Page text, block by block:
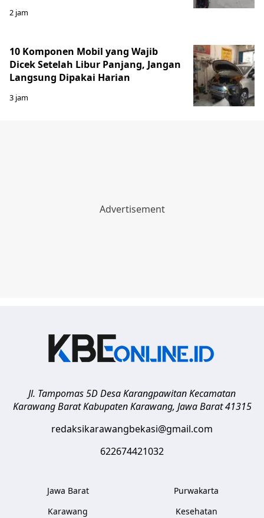
2 jam
10 Komponen Mobil yang Wajib
Dicek Setelah Libur Panjang, Jangan
Langsung Dipakai Harian
3 jam
Jl. Tampomas 5D Desa Karangpawitan Kecamatan
Karawang Barat Kabupaten Karawang, Jawa Barat 41315
redaksikarawangbekasi@gmail.com
622674421032
Jawa Barat
Karawang
Purwakarta
Kesehatan